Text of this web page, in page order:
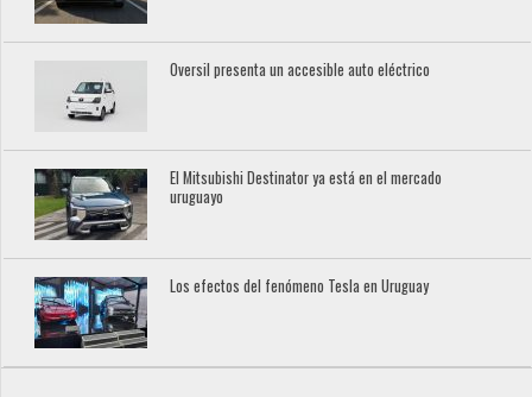
Oversil presenta un accesible auto eléctrico
El Mitsubishi Destinator ya está en el mercado
uruguayo
Los efectos del fenómeno Tesla en Uruguay